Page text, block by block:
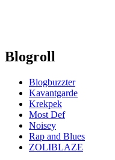
Blogroll
Blogbuzzter
Kavantgarde
Krekpek
Most Def
Noisey
Rap and Blues
ZOLIBLAZE